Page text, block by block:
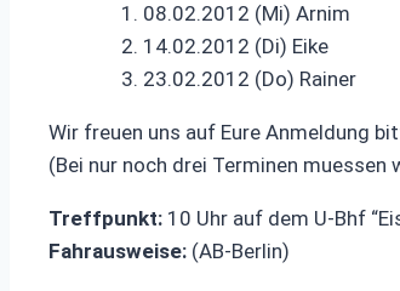
1. 08.02.2012 (Mi) Arnim
2. 14.02.2012 (Di) Eike
3. 23.02.2012 (Do) Rainer
Wir freuen uns auf Eure Anmeldung
(Bei nur noch drei Terminen
Treffpunkt: 10 Uhr auf dem U-Bhf
Fahrausweise: (AB-Berlin)